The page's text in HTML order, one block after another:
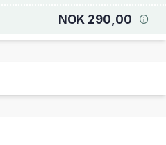
NOK 290,00